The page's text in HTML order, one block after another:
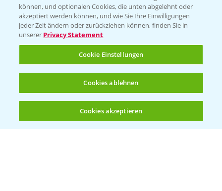
(noch 4)
Wetter Aktuell
BROSCHÜREN
Saatgut
Sonderkulturen
Verantwortung & Sorgfalt
können, und optionalen Cookies, die unten abgelehnt oder
akzeptiert werden können, und wie Sie Ihre Einwilligungen
jeder Zeit ändern oder zurückziehen können, finden Sie in
unserer Privacy Statement
Cookie Einstellungen
Cookies ablehnen
Cookies akzeptieren